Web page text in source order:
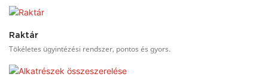
Raktár
Tökéletes ügyintézési rendszer, pontos és gyors.